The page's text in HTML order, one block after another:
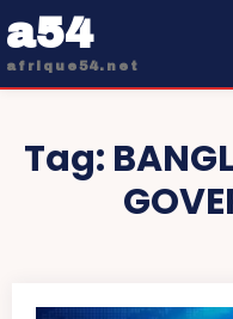
a54
afrique54.net
Tag: